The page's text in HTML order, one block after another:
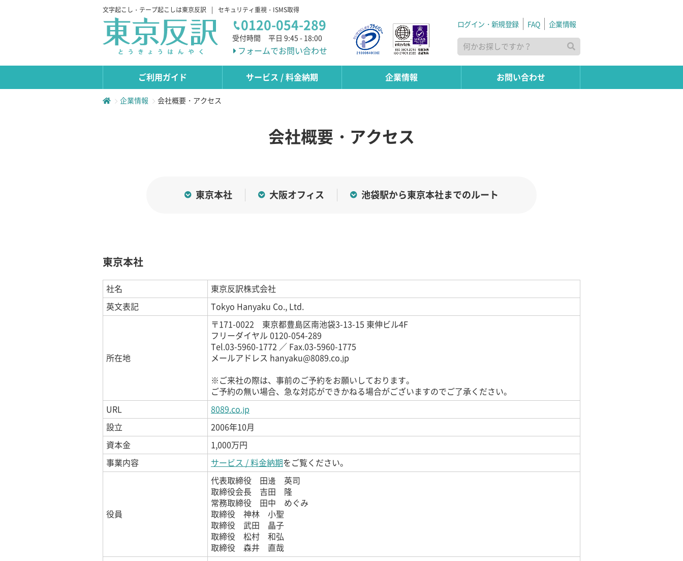
文字起こし・テープ起こしは東京反訳 セキュリティ重視・ISMS取得
0120-054-289
受付時間 平日 9:45 - 18:00
フォームでお問い合わせ
ログイン・新規登録 FAQ 企業情報
ご利用ガイド サービス / 料金納期 企業情報 お問い合わせ
企業情報 会社概要・アクセス
会社概要・アクセス
東京本社 大阪オフィス 池袋駅から東京本社までのルート
東京本社
社名 東京反訳株式会社
英文表記 Tokyo Hanyaku Co., Ltd.
所在地
〒171-0022 東京都豊島区南池袋3-13-15 東伸ビル4F
フリーダイヤル 0120-054-289
Tel.03-5960-1772 ／ Fax.03-5960-1775
メールアドレス hanyaku@8089.co.jp
※ご来社の際は、事前のご予約をお願いしております。
ご予約の無い場合、急な対応ができかねる場合がございますのでご了承ください。
URL 8089.co.jp
設立 2006年10月
資本金 1,000万円
事業内容 サービス / 料金納期をご覧ください。
役員
代表取締役 田邊 英司
取締役会長 吉田 隆
常務取締役 田中 めぐみ
取締役 神林 小聖
取締役 武田 晶子
取締役 松村 和弘
取締役 森井 直哉